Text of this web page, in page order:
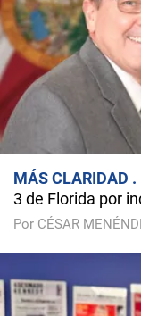
MÁS CLARIDAD
3 de Florida por
Por CÉSAR